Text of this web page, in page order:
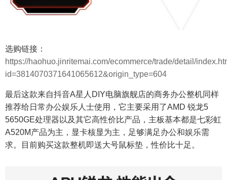
选购链接：
https://haohuo.jinritemai.com/ecommerce/trade/detail/
id=3814070371641065612&origin_type=604
最后这款来自抖音A星人DIY电脑旗舰店的商务办公整机同样
推荐给日常办公娱乐人士使用，它主要采用了AMD 锐龙5
5650GE处理器以及其它高性价比产品，主板基本都是七彩虹
A520M产品为主，显卡核显为主，足够满足办公和娱乐需
求。目前购买这款整机即送大号鼠标垫，性价比十足。